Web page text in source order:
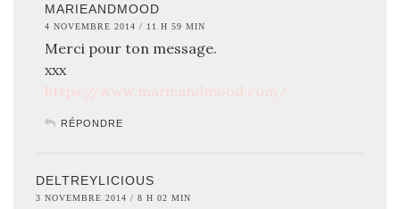
MARIEANDMOOD
4 NOVEMBRE 2014 / 11 H 59 MIN
Merci pour ton message.
xxx
https://www.marieandmood.com/
RÉPONDRE
DELTREYLICIOUS
3 NOVEMBRE 2014 / 8 H 02 MIN